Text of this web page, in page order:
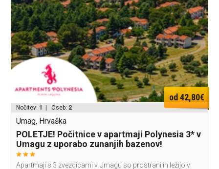
od 42,80€
Nočitev: 1 | Oseb: 2
Umag, Hrvaška
POLETJE! Počitnice v apartmaji Polynesia 3* v
Umagu z uporabo zunanjih bazenov!
Apartmaji s 3 zvezdicami v Umagu so prostrani in ležijo v